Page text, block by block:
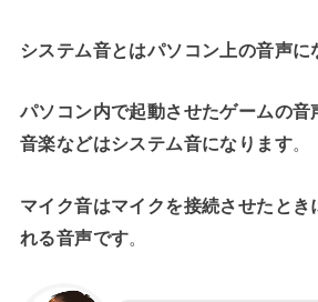
システム音とはパソコン上の音声に
パソコン内で起動させたゲームの音
音楽などはシステム音になります。
マイク音はマイクを接続させたとき
れる音声です。